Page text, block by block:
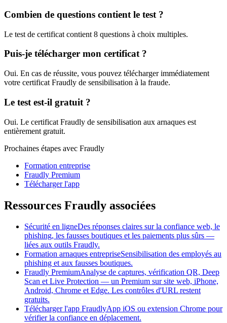
Combien de questions contient le test ?
Le test de certificat contient 8 questions à choix multiples.
Puis-je télécharger mon certificat ?
Oui. En cas de réussite, vous pouvez télécharger immédiatement
votre certificat Fraudly de sensibilisation à la fraude.
Le test est-il gratuit ?
Oui. Le certificat Fraudly de sensibilisation aux arnaques est
entièrement gratuit.
Prochaines étapes avec Fraudly
Formation entreprise
Fraudly Premium
Télécharger l'app
Ressources Fraudly associées
Sécurité en ligneDes réponses claires sur la confiance web, le
phishing, les fausses boutiques et les paiements plus sûrs —
liées aux outils Fraudly.
Formation arnaques entrepriseSensibilisation des employés au
phishing et aux fausses boutiques.
Fraudly PremiumAnalyse de captures, vérification QR, Deep
Scan et Live Protection — un Premium sur site web, iPhone,
Android, Chrome et Edge. Les contrôles d'URL restent
gratuits.
Télécharger l'app FraudlyApp iOS ou extension Chrome pour
vérifier la confiance en déplacement.